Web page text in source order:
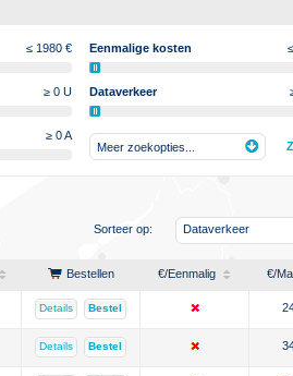
≤ 1980 €
≥ 0 U
≥ 0 A
Eenmalige kosten
Dataverkeer
Meer zoekopties...
Sorteer op: Dataverkeer
Bestellen €/Eenmalig €/
Details Bestel
Details Bestel